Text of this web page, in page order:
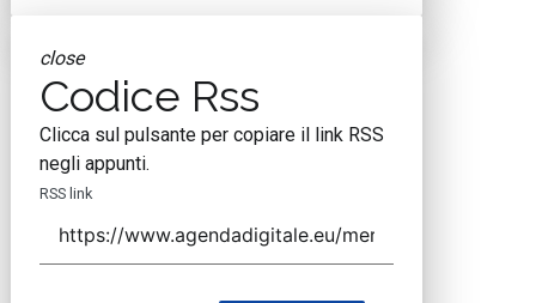
close
Codice Rss
Clicca sul pulsante per copiare il link RSS
negli appunti.
RSS link